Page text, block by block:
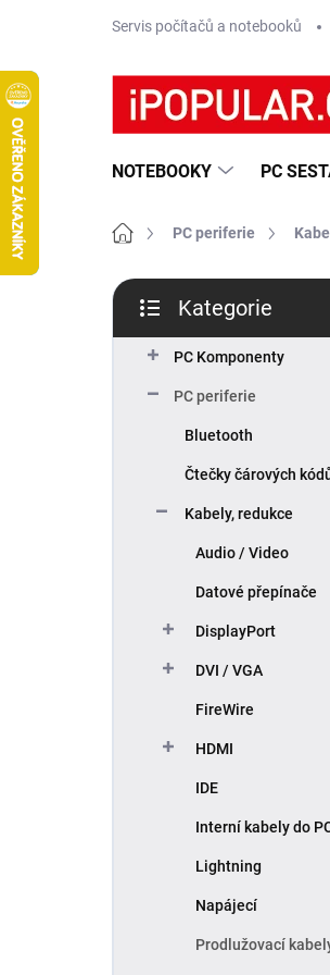
Servis počítačů a notebooků
NOTEBOOKY PC
Domů PC periferie
P
s
kategorie
Kategorie
PC Komponenty
PC periferie
Bluetooth
Čtečky čárových
Kabely, redukce
Audio / Video
Datové přepínače
DisplayPort
DVI / VGA
FireWire
HDMI
IDE
Interní kabely do
Lightning
Napájecí
Prodlužovací